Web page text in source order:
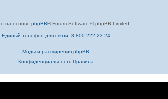
на основе phpBB® Forum Software © phpBB Limited
Единый телефон для связи: 8-800-222-23-24
Моды и расширения phpBB
Конфиденциальность Правила